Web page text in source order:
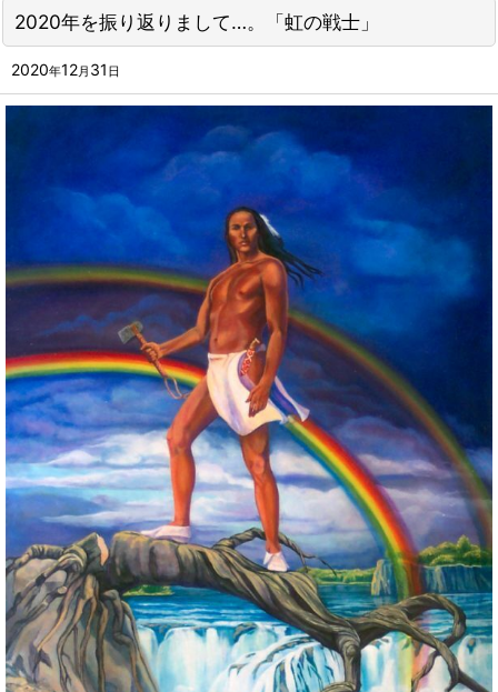
2020年を振り返りまして…。「虹の戦士」
2020年12月 31 日